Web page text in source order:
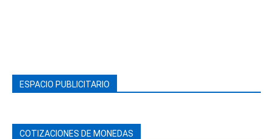
ESPACIO PUBLICITARIO
COTIZACIONES DE MONEDAS